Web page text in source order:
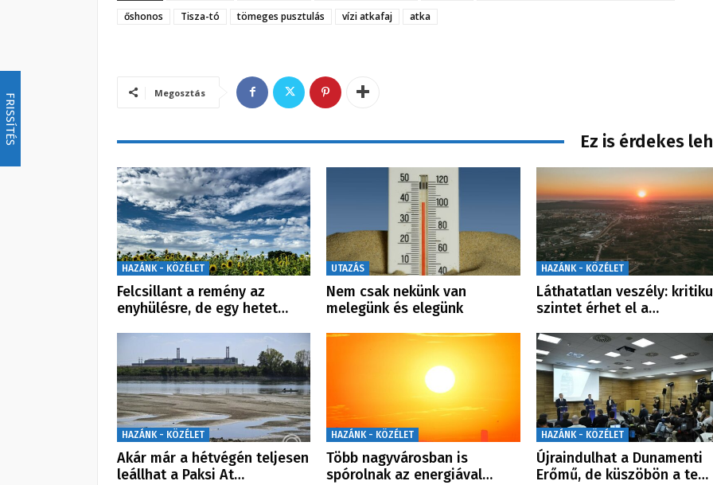
FRISSÍTÉS
őshonos
Tisza-tó tömeges pusztulás vízi atkafaj atka
Megosztás
Ez is érdekes
HAZÁNK - KÖZÉLET
Felcsillant a remény az
enyhülésre, de egy hetet…
UTAZÁS
Nem csak nekünk van
melegünk és elegünk
HAZÁNK - KÖZÉLET
Láthatatlan veszély:
szintet érhet el a…
HAZÁNK - KÖZÉLET
Akár már a hétvégén teljesen
leállhat a Paksi At…
HAZÁNK - KÖZÉLET
Több nagyvárosban is
spórolnak az energiával…
HAZÁNK - KÖZÉLET
Újraindulhat a Dunamenti
Erőmű, de küszöbön a te…